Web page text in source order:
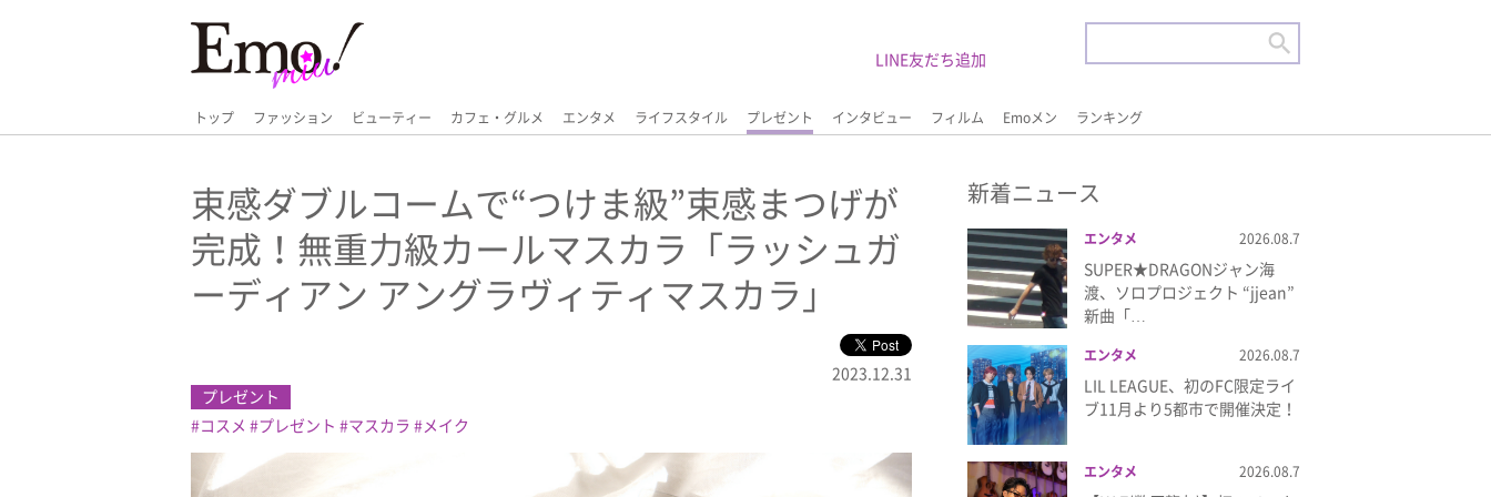
トップ ファッション ビューティー カフェ・グルメ エンタメ ライフスタイル プレゼント インタビュー フィルム Emoメン ランキング
LINE友だち追加
束感ダブルコームで“つけま級”束感まつげが
完成！無重力級カールマスカラ「ラッシュガ
ーディアン アングラヴィティマスカラ」
2023.12.31
プレゼント
コスメ
プレゼント マスカラ メイク
新着ニュース
エンタメ 2026.08.7
SUPER★DRAGONジャン海
渡、ソロプロジェクト “jjean”
新曲「…
エンタメ 2026.08.7
LIL LEAGUE、初のFC限定ライ
ブ11月より5都市で開催決定！
エンタメ 2026.08.7